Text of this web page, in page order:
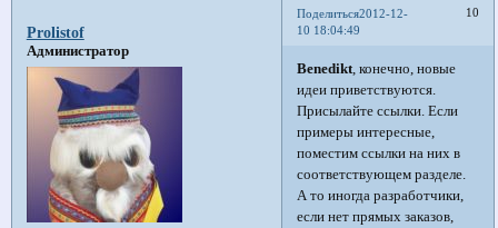
Поделиться 10
2012-12-
10 18:04:49
Prolistof
Администратор
Benedikt, конечно, новые
идеи приветствуются.
Присылайте ссылки. Если
примеры интересные,
поместим ссылки на них в
соответствующем разделе.
А то иногда разработчики,
если нет прямых заказов,